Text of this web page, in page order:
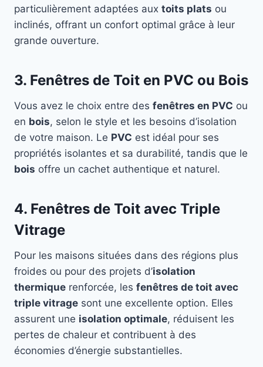
particulièrement adaptées aux toits plats ou
inclinés, offrant un confort optimal grâce à leur
grande ouverture.
3. Fenêtres de Toit en PVC ou Bois
Vous avez le choix entre des fenêtres en PVC ou
en bois, selon le style et les besoins d’isolation
de votre maison. Le PVC est idéal pour ses
propriétés isolantes et sa durabilité, tandis que le
bois offre un cachet authentique et naturel.
4. Fenêtres de Toit avec Triple
Vitrage
Pour les maisons situées dans des régions plus
froides ou pour des projets d’isolation
thermique renforcée, les fenêtres de toit avec
triple vitrage sont une excellente option. Elles
assurent une isolation optimale, réduisent les
pertes de chaleur et contribuent à des
économies d’énergie substantielles.